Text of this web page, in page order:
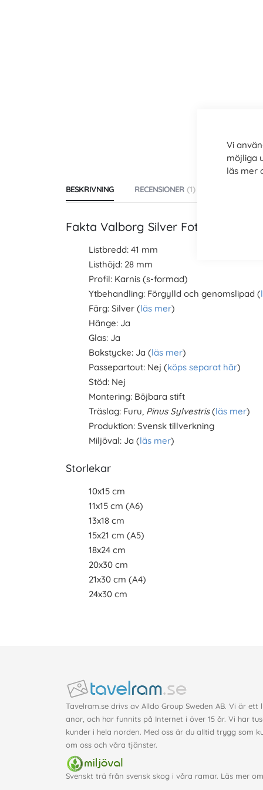
Vi
möjliga
läs mer
BESKRIVNING
Fakta Valborg Silver Fotoram
Listbredd: 41 mm
Listhöjd: 28 mm
Profil: Karnis (s-formad)
Ytbehandling: Förgylld och genomslipad (
Färg: Silver (läs mer)
Hänge: Ja
Glas: Ja
Bakstycke: Ja (läs mer)
Passepartout: Nej (köps separat här)
Stöd: Nej
Montering: Böjbara stift
Träslag: Furu, Pinus Sylvestris(läs mer)
Produktion: Svensk tillverkning
Miljöval: Ja (läs mer)
Storlekar
10x15 cm
11x15 cm (A6)
13x18 cm
15x21 cm (A5)
18x24 cm
20x30 cm
21x30 cm (A4)
24x30 cm
RECENSIONER 1
Tavelram.se drivs av Alldo Group Sweden AB. Vi är
anor, och har funnits på Internet i över 15 år. Vi har
kunder i hela norden. Med oss är du alltid trygg som
om oss och våra tjänster.
Svenskt trä från svensk skog i våra ramar. Läs mer om